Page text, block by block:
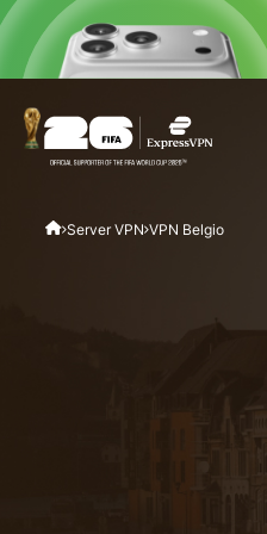
Server VPN VPN Belgio